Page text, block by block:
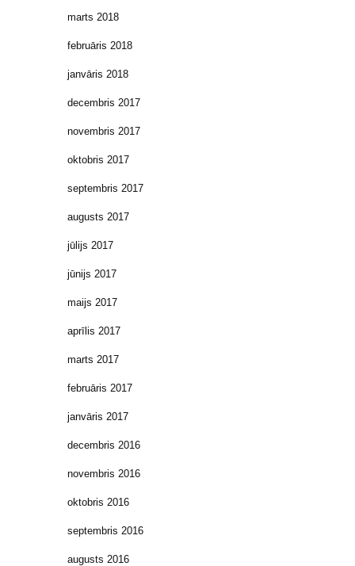
marts 2018
februāris 2018
janvāris 2018
decembris 2017
novembris 2017
oktobris 2017
septembris 2017
augusts 2017
jūlijs 2017
jūnijs 2017
maijs 2017
aprīlis 2017
marts 2017
februāris 2017
janvāris 2017
decembris 2016
novembris 2016
oktobris 2016
septembris 2016
augusts 2016